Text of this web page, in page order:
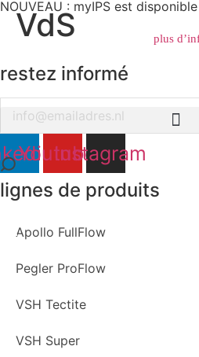
NOUVEAU : myIPS est disponible
plus
fermer
VdS
restez informé
Youtube
Instagram
lignes de produits
Apollo FullFlow
Pegler ProFlow
VSH Tectite
VSH Super